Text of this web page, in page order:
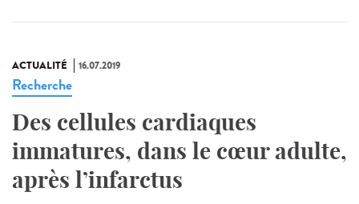
ACTUALITÉ 16.07.2019
Recherche
Des cellules cardiaques
immatures, dans le cœur adulte,
après l’infarctus